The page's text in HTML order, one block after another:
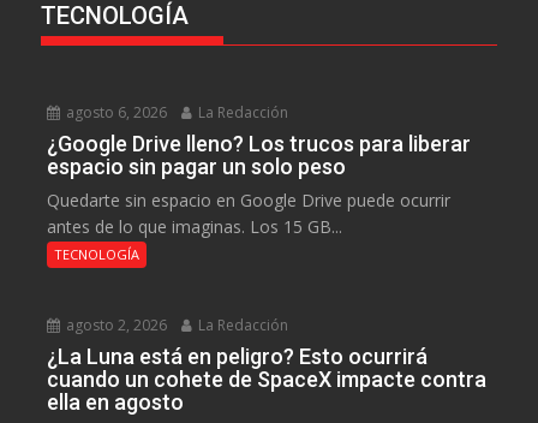
TECNOLOGÍA
agosto 6, 2026 La Redacción
¿Google Drive lleno? Los trucos para liberar
espacio sin pagar un solo peso
Quedarte sin espacio en Google Drive puede ocurrir
antes de lo que imaginas. Los 15 GB...
TECNOLOGÍA
agosto 2, 2026 La Redacción
¿La Luna está en peligro? Esto ocurrirá
cuando un cohete de SpaceX impacte contra
ella en agosto